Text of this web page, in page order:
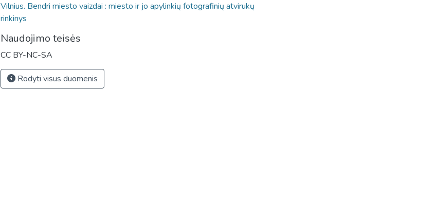
Vilnius. Bendri miesto vaizdai : miesto ir jo apylinkių fotografinių atvirukų
rinkinys
Naudojimo teisės
CC BY-NC-SA
Rodyti visus duomenis